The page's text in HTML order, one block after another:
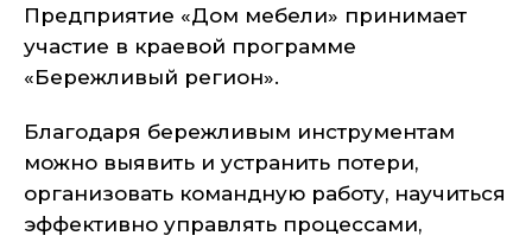
Предприятие «Дом мебели» принимает
участие в краевой программе
«Бережливый регион».
Благодаря бережливым инструментам
можно выявить и устранить потери,
организовать командную работу, научиться
эффективно управлять процессами,